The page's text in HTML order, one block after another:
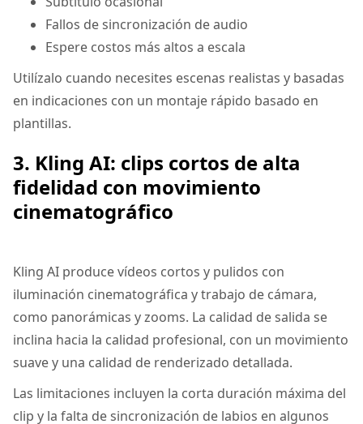
Fallos de sincronización de audio
Espere costos más altos a escala
Utilízalo cuando necesites escenas realistas y basadas
en indicaciones con un montaje rápido basado en
plantillas.
3. Kling AI: clips cortos de alta
fidelidad con movimiento
cinematográfico
Kling AI produce vídeos cortos y pulidos con
iluminación cinematográfica y trabajo de cámara,
como panorámicas y zooms. La calidad de salida se
inclina hacia la calidad profesional, con un movimiento
suave y una calidad de renderizado detallada.
Las limitaciones incluyen la corta duración máxima del
clip y la falta de sincronización de labios en algunos